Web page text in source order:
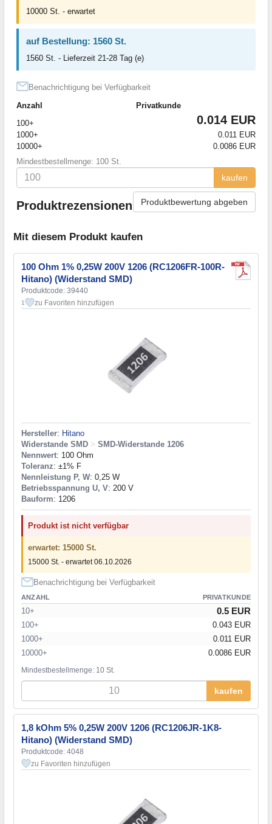
10000 St. - erwartet
auf Bestellung: 1560 St.
1560 St. - Lieferzeit 21-28 Tag (e)
Benachrichtigung bei Verfügbarkeit
Anzahl
Privatkunde
100+
0.014 EUR
1000+
0.011 EUR
10000+
0.0086 EUR
Mindestbestellmenge: 100 St.
kaufen
Produktrezensionen Produktbewertung abgeben
Mit diesem Produkt kaufen
100 Ohm 1% 0,25W 200V 1206 (RC1206FR-100R-
Hitano) (Widerstand SMD)
Produktcode: 39440
1 zu Favoriten hinzufügen
Hersteller: Hitano
Widerstande SMD > SMD-Widerstande 1206
Nennwert: 100 Ohm
Toleranz: ±1% F
Nennleistung P, W: 0,25 W
Betriebsspannung U, V: 200 V
Bauform: 1206
Produkt ist nicht verfügbar
erwartet: 15000 St.
15000 St. - erwartet 06.10.2026
Benachrichtigung bei Verfügbarkeit
ANZAHL PRIVATKUNDE
10+ 0.5 EUR
100+
0.043 EUR
1000+
0.011 EUR
10000+
0.0086 EUR
Mindestbestellmenge: 10 St.
kaufen
1,8 kOhm 5% 0,25W 200V 1206 (RC1206JR-1K8-
Hitano) (Widerstand SMD)
Produktcode: 4048
zu Favoriten hinzufügen